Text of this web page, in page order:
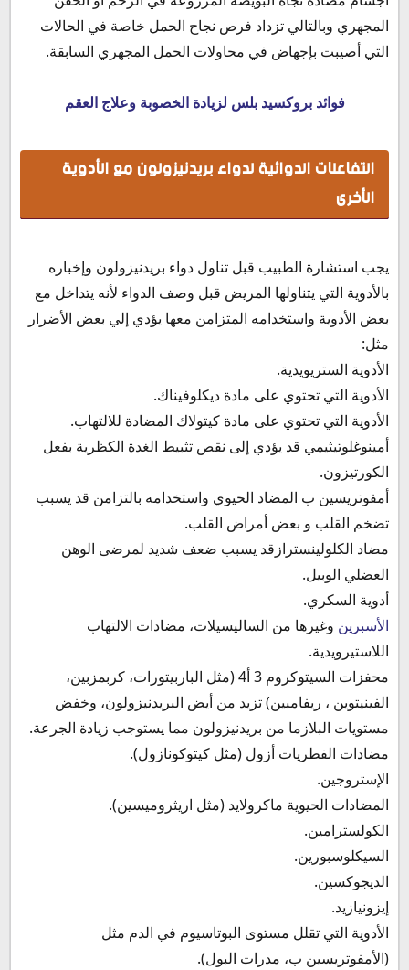
المجهري وبالتالي تزداد فرص نجاح الحمل خاصة في الحالات
التي أصيبت بإجهاض في محاولات الحمل المجهري السابقة.
فوائد بروكسيد بلس لزيادة الخصوبة وعلاج العقم
التفاعلات الدوائية لدواء بريدنيزولون مع الأدوية
الأخرى
يجب استشارة الطبيب قبل تناول دواء بريدنيزولون وإخباره
بالأدوية التي يتناولها المريض قبل وصف الدواء لأنه يتداخل مع
بعض الأدوية واستخدامه المتزامن معها يؤدي إلي بعض الأضرار
مثل:
الأدوية الستريويدية.
الأدوية التي تحتوي على مادة ديكلوفيناك.
الأدوية التي تحتوي على مادة كيتولاك المضادة للالتهاب.
أمينوغلوتيثيمي قد يؤدي إلى نقص تثبيط الغدة الكظرية بفعل
الكورتيزون.
أمفوتريسين ب المضاد الحيوي واستخدامه بالتزامن قد يسبب
تضخم القلب و بعض أمراض القلب.
مضاد الكلولينسترازقد يسبب ضعف شديد لمرضى الوهن
العضلي الوبيل.
أدوية السكري.
الأسبرين وغيرها من الساليسيلات، مضادات الالتهاب
اللاستيرويدية.
محفزات السيتوكروم 3 أ4 (مثل الباربيتورات، كربمزبين،
الفينيتوين ، ريفامبين) تزيد من أيض البريدنيزولون، وخفض
مستويات البلازما من بريدنيزولون مما يستوجب زيادة الجرعة.
مضادات الفطريات أزول (مثل كيتوكونازول).
الإستروجين.
المضادات الحيوية ماكرولايد (مثل اريثروميسين).
الكولسترامين.
السيكلوسبورين.
الديجوكسين.
إيزونيازيد.
الأدوية التي تقلل مستوى البوتاسيوم في الدم مثل
(الأمفوتريسين ب، مدرات البول).